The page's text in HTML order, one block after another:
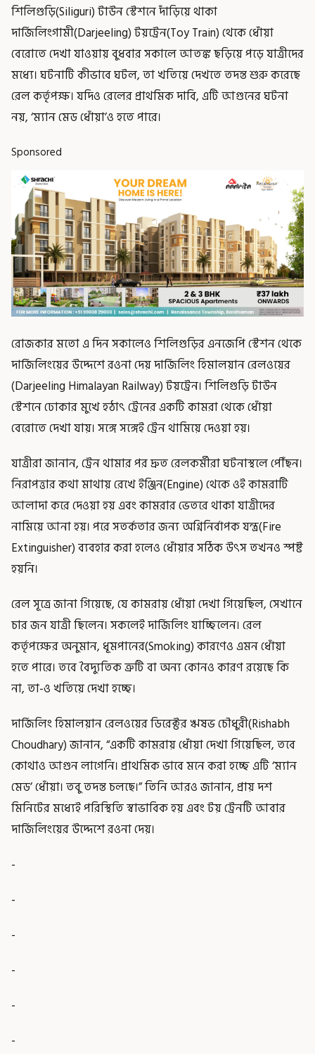
শিলিগুড়ি(Siliguri) টাউন স্টেশনে দাঁড়িয়ে থাকা
দার্জিলিংগামী(Darjeeling) টয়ট্রেন(Toy Train) থেকে ধোঁয়া
বেরোতে দেখা যাওয়ায় বুধবার সকালে আতঙ্ক ছড়িয়ে পড়ে যাত্রীদের
মধ্যে। ঘটনাটি কীভাবে ঘটল, তা খতিয়ে দেখতে তদন্ত শুরু করেছে
রেল কর্তৃপক্ষ। যদিও রেলের প্রাথমিক দাবি, এটি আগুনের ঘটনা
নয়, ‘ম্যান মেড ধোঁয়া’ও হতে পারে।
Sponsored
রোজকার মতো এ দিন সকালেও শিলিগুড়ির এনজেপি স্টেশন থেকে
দার্জিলিংয়ের উদ্দেশে রওনা দেয় দার্জিলিং হিমালয়ান রেলওয়ের
(Darjeeling Himalayan Railway) টয়ট্রেন। শিলিগুড়ি টাউন
স্টেশনে ঢোকার মুখে হঠাৎ ট্রেনের একটি কামরা থেকে ধোঁয়া
বেরোতে দেখা যায়। সঙ্গে সঙ্গেই ট্রেন থামিয়ে দেওয়া হয়।
যাত্রীরা জানান, ট্রেন থামার পর দ্রুত রেলকর্মীরা ঘটনাস্থলে পৌঁছন।
নিরাপত্তার কথা মাথায় রেখে ইঞ্জিন(Engine) থেকে ওই কামরাটি
আলাদা করে দেওয়া হয় এবং কামরার ভেতরে থাকা যাত্রীদের
নামিয়ে আনা হয়। পরে সতর্কতার জন্য অগ্নিনির্বাপক যন্ত্র(Fire
Extinguisher) ব্যবহার করা হলেও ধোঁয়ার সঠিক উৎস তখনও স্পষ্ট
হয়নি।
রেল সূত্রে জানা গিয়েছে, যে কামরায় ধোঁয়া দেখা গিয়েছিল, সেখানে
চার জন যাত্রী ছিলেন। সকলেই দার্জিলিং যাচ্ছিলেন। রেল
কর্তৃপক্ষের অনুমান, ধূমপানের(Smoking) কারণেও এমন ধোঁয়া
হতে পারে। তবে বৈদ্যুতিক ত্রুটি বা অন্য কোনও কারণ রয়েছে কি
না, তা-ও খতিয়ে দেখা হচ্ছে।
দার্জিলিং হিমালয়ান রেলওয়ের ডিরেক্টর ঋষভ চৌধুরী(Rishabh
Choudhary) জানান, “একটি কামরায় ধোঁয়া দেখা গিয়েছিল, তবে
কোথাও আগুন লাগেনি। প্রাথমিক ভাবে মনে করা হচ্ছে এটি ‘ম্যান
মেড’ ধোঁয়া। তবু তদন্ত চলছে।” তিনি আরও জানান, প্রায় দশ
মিনিটের মধ্যেই পরিস্থিতি স্বাভাবিক হয় এবং টয় ট্রেনটি আবার
দার্জিলিংয়ের উদ্দেশে রওনা দেয়।
-
-
-
-
-
-